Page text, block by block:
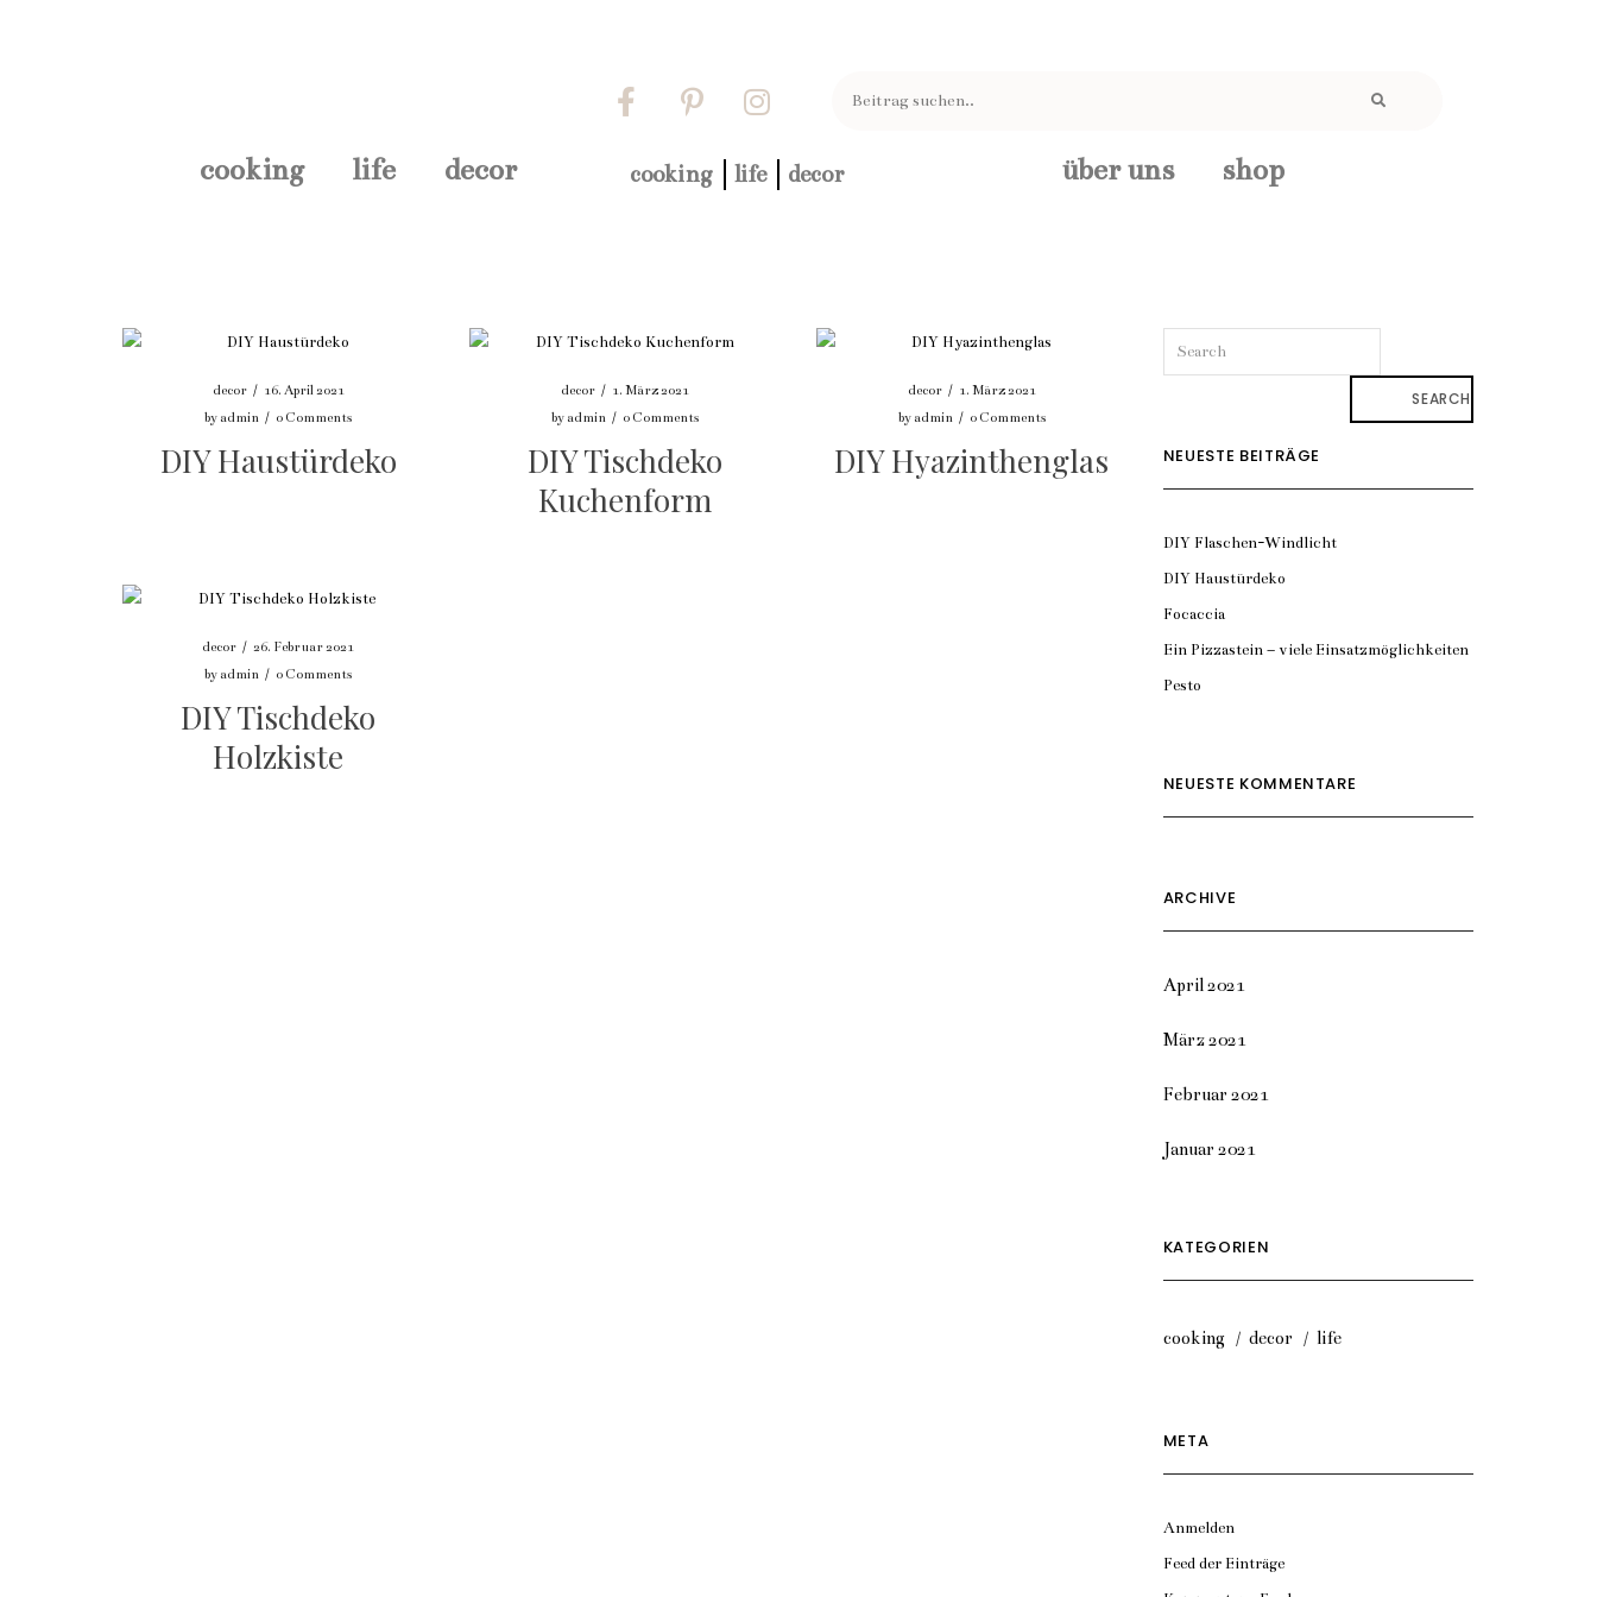
cooking life decor cooking life decor über uns shop
decor / 16. April 2021
by admin / 0 Comments
DIY Haustürdeko
decor / 1. März 2021
by admin / 0 Comments
DIY Tischdeko
Kuchenform
decor / 1. März 2021
by admin / 0 Comments
DIY Hyazinthenglas
decor / 26. Februar 2021
by admin / 0 Comments
DIY Tischdeko
Holzkiste
SEARCH
NEUESTE BEITRÄGE
DIY Flaschen-Windlicht
DIY Haustürdeko
Focaccia
Ein Pizzastein – viele Einsatzmöglichkeiten
Pesto
NEUESTE KOMMENTARE
ARCHIVE
April 2021
März 2021
Februar 2021
Januar 2021
KATEGORIEN
cooking decor life
META
Anmelden
Feed der Einträge